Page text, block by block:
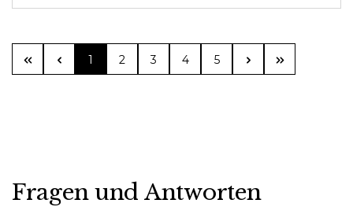
Seite
1 Seite
2 Seite
3 Seite
4 Seite
5
Fragen und Antworten